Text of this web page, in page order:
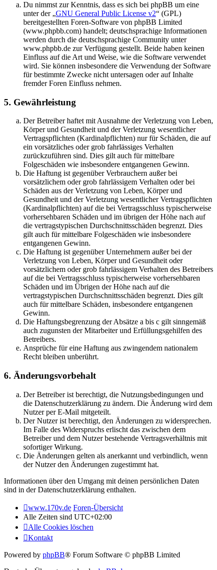
Du nimmst zur Kenntnis, dass es sich bei phpBB um eine
unter der „GNU General Public License v2“ (GPL)
bereitgestellten Foren-Software von phpBB Limited
(www.phpbb.com) handelt; deutschsprachige Informationen
werden durch die deutschsprachige Community unter
www.phpbb.de zur Verfügung gestellt. Beide haben keinen
Einfluss auf die Art und Weise, wie die Software verwendet
wird. Sie können insbesondere die Verwendung der Software
für bestimmte Zwecke nicht untersagen oder auf Inhalte
fremder Foren Einfluss nehmen.
5. Gewährleistung
Der Betreiber haftet mit Ausnahme der Verletzung von Leben,
Körper und Gesundheit und der Verletzung wesentlicher
Vertragspflichten (Kardinalpflichten) nur für Schäden, die auf
ein vorsätzliches oder grob fahrlässiges Verhalten
zurückzuführen sind. Dies gilt auch für mittelbare
Folgeschäden wie insbesondere entgangenen Gewinn.
Die Haftung ist gegenüber Verbrauchern außer bei
vorsätzlichem oder grob fahrlässigem Verhalten oder bei
Schäden aus der Verletzung von Leben, Körper und
Gesundheit und der Verletzung wesentlicher Vertragspflichten
(Kardinalpflichten) auf die bei Vertragsschluss typischerweise
vorhersehbaren Schäden und im übrigen der Höhe nach auf
die vertragstypischen Durchschnittsschäden begrenzt. Dies
gilt auch für mittelbare Folgeschäden wie insbesondere
entgangenen Gewinn.
Die Haftung ist gegenüber Unternehmern außer bei der
Verletzung von Leben, Körper und Gesundheit oder
vorsätzlichem oder grob fahrlässigem Verhalten des Betreibers
auf die bei Vertragsschluss typischerweise vorhersehbaren
Schäden und im Übrigen der Höhe nach auf die
vertragstypischen Durchschnittsschäden begrenzt. Dies gilt
auch für mittelbare Schäden, insbesondere entgangenen
Gewinn.
Die Haftungsbegrenzung der Absätze a bis c gilt sinngemäß
auch zugunsten der Mitarbeiter und Erfüllungsgehilfen des
Betreibers.
Ansprüche für eine Haftung aus zwingendem nationalem
Recht bleiben unberührt.
6. Änderungsvorbehalt
Der Betreiber ist berechtigt, die Nutzungsbedingungen und
die Datenschutzerklärung zu ändern. Die Änderung wird dem
Nutzer per E-Mail mitgeteilt.
Der Nutzer ist berechtigt, den Änderungen zu widersprechen.
Im Falle des Widerspruchs erlischt das zwischen dem
Betreiber und dem Nutzer bestehende Vertragsverhältnis mit
sofortiger Wirkung.
Die Änderungen gelten als anerkannt und verbindlich, wenn
der Nutzer den Änderungen zugestimmt hat.
Informationen über den Umgang mit deinen persönlichen Daten
sind in der Datenschutzerklärung enthalten.
www.170v.de Foren-Übersicht
Alle Zeiten sind UTC+02:00
Alle Cookies löschen
Kontakt
Powered by phpBB® Forum Software © phpBB Limited